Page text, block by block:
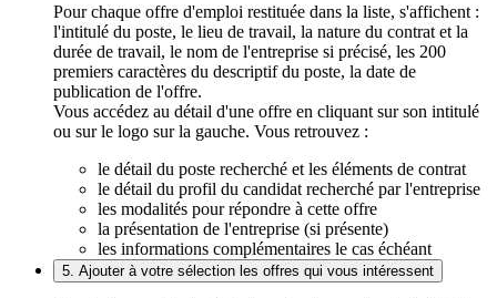
Pour chaque offre d'emploi restituée dans la liste, s'affichent :
l'intitulé du poste, le lieu de travail, la nature du contrat et la
durée de travail, le nom de l'entreprise si précisé, les 200
premiers caractères du descriptif du poste, la date de
publication de l'offre.
Vous accédez au détail d'une offre en cliquant sur son intitulé
ou sur le logo sur la gauche. Vous retrouvez :
le détail du poste recherché et les éléments de contrat
le détail du profil du candidat recherché par l'entreprise
les modalités pour répondre à cette offre
la présentation de l'entreprise (si présente)
les informations complémentaires le cas échéant
5. Ajouter à votre sélection les offres qui vous intéressent